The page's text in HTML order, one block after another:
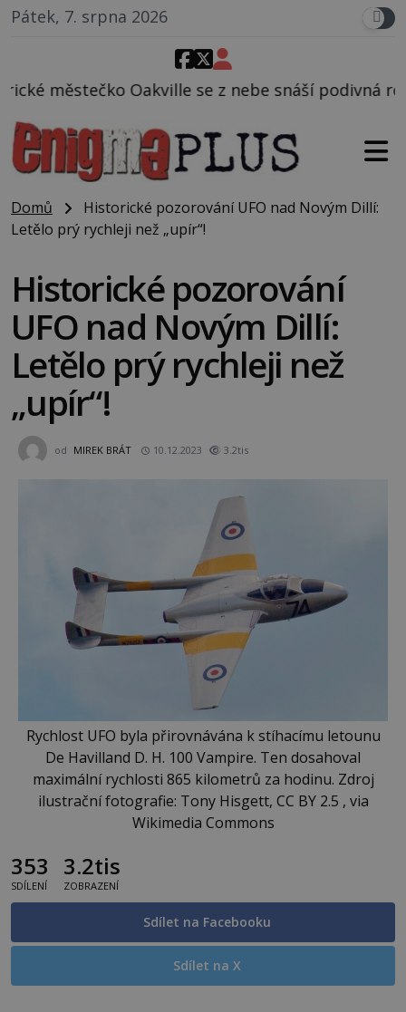
Pátek, 7. srpna 2026
se z nebe snáší podivná rosolovitá látka
Domů
Historické pozorování UFO nad Novým Dillí:
Letělo prý rychleji než „upír“!
Historické pozorování
UFO nad Novým Dillí:
Letělo prý rychleji než
„upír“!
od MIREK BRÁT 10.12.2023 3.2tis
Rychlost UFO byla přirovnávána k stíhacímu letounu
De Havilland D. H. 100 Vampire. Ten dosahoval
maximální rychlosti 865 kilometrů za hodinu. Zdroj
ilustrační fotografie: Tony Hisgett, CC BY 2.5 , via
Wikimedia Commons
353
SDÍLENÍ
3.2tis
ZOBRAZENÍ
Sdílet na Facebooku
Sdílet na X